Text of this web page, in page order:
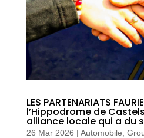
LES PARTENARIATS
l’Hippodrome de
alliance locale qui a du
26 Mar 2026 | Automobile